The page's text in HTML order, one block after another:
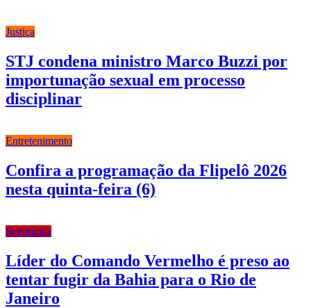
Justiça
STJ condena ministro Marco Buzzi por
importunação sexual em processo
disciplinar
Entretenimento
Confira a programação da Flipelô 2026
nesta quinta-feira (6)
Segurança
Líder do Comando Vermelho é preso ao
tentar fugir da Bahia para o Rio de
Janeiro